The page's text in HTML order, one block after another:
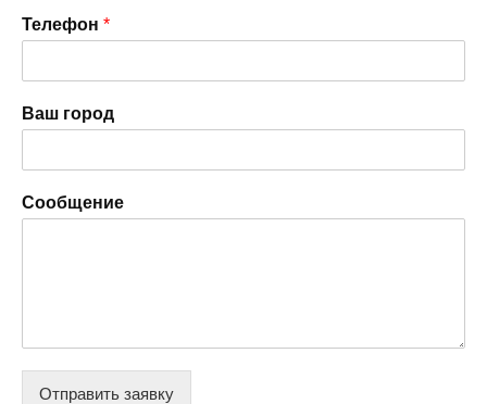
Телефон *
Ваш город
Сообщение
Отправить заявку